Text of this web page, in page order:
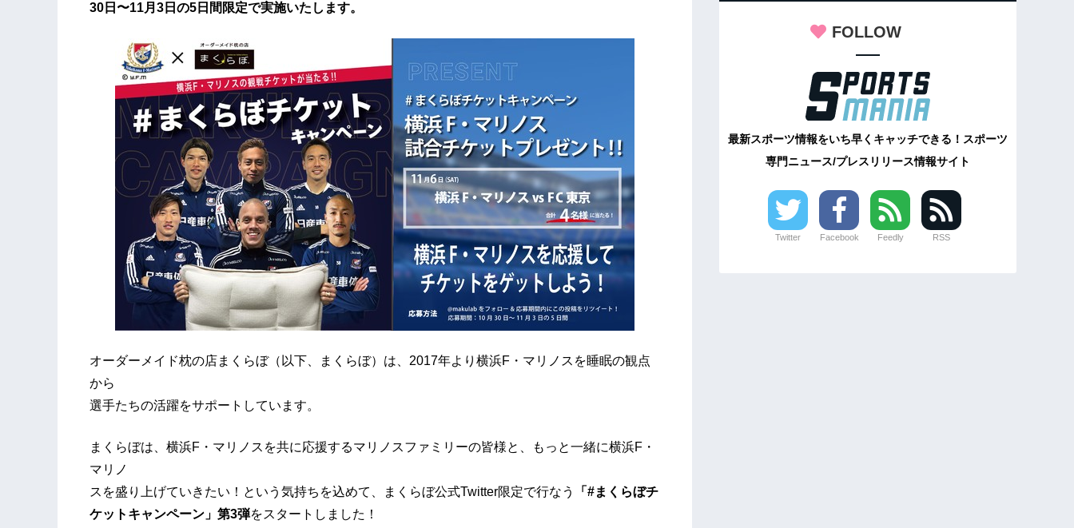
30日〜11月3日の5日間限定で実施いたします。
オーダーメイド枕の店まくらぼ（以下、まくらぼ）は、2017年より横浜F・マリノスを睡眠の観点
から
選手たちの活躍をサポートしています。
まくらぼは、横浜F・マリノスを共に応援するマリノスファミリーの皆様と、もっと一緒に横浜F・
マリノ
スを盛り上げていきたい！という気持ちを込めて、まくらぼ公式Twitter限定で行なう
「#まくらぼチ
ケットキャンペーン」第3弾をスタートしました！
FOLLOW
最新スポーツ情報をいち早くキャッチできる！スポーツ
専門ニュース/プレスリリース情報サイト
Twitter Facebook Feedly RSS